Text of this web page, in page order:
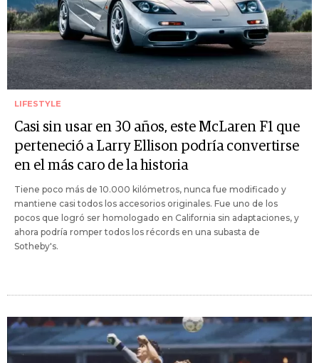
LIFESTYLE
Casi sin usar en 30 años, este McLaren F1 que
perteneció a Larry Ellison podría convertirse
en el más caro de la historia
Tiene poco más de 10.000 kilómetros, nunca fue modificado y
mantiene casi todos los accesorios originales. Fue uno de los
pocos que logró ser homologado en California sin adaptaciones, y
ahora podría romper todos los récords en una subasta de
Sotheby's.